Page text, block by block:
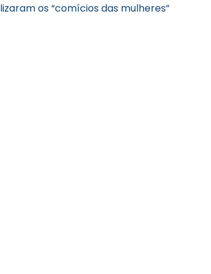
os “comícios das mulheres”